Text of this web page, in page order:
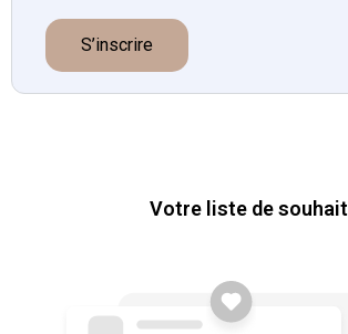
S’inscrire
Votre liste de souhait